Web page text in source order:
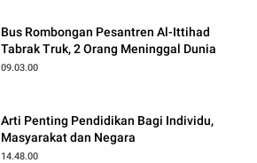
Bus Rombongan Pesantren Al-Ittihad
Tabrak Truk, 2 Orang Meninggal Dunia
09.03.00
Arti Penting Pendidikan Bagi Individu,
Masyarakat dan Negara
14.48.00